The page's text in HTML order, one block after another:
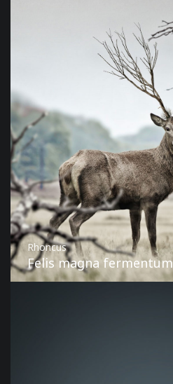
Rhoncus
Felis magna fermentum